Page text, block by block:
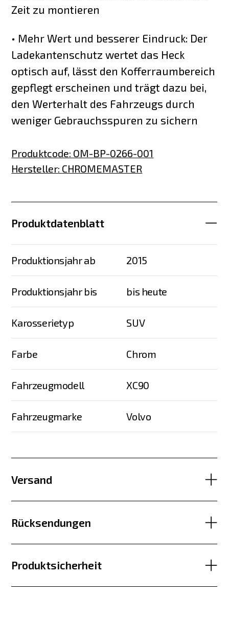
Zeit zu montieren
• Mehr Wert und besserer Eindruck: Der
Ladekantenschutz wertet das Heck
optisch auf, lässt den Kofferraumbereich
gepflegt erscheinen und trägt dazu bei,
den Werterhalt des Fahrzeugs durch
weniger Gebrauchsspuren zu sichern
Produktcode: OM-BP-0266-001
Hersteller: CHROMEMASTER
Produktdatenblatt
Produktionsjahr ab 2015
Produktionsjahr bis bis heute
Karosserietyp SUV
Farbe Chrom
Fahrzeugmodell XC90
Fahrzeugmarke Volvo
Versand
Rücksendungen
Produktsicherheit